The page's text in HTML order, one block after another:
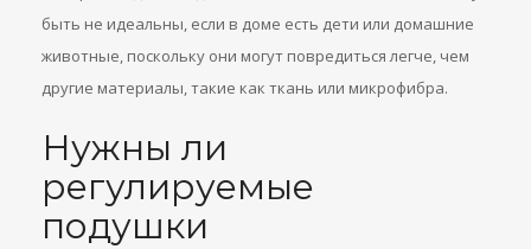
быть не идеальны, если в доме есть дети или домашние
животные, поскольку они могут повредиться легче, чем
другие материалы, такие как ткань или микрофибра.
Нужны ли
регулируемые
подушки